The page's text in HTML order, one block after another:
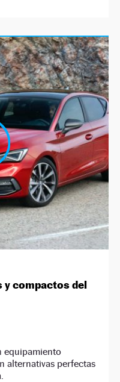
compactos del
equipamiento
alternativas perfectas